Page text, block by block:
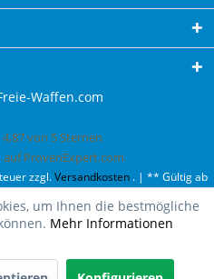
Waffen.com
4,87von 5Sternen
ProvenExpert.com
zzgl.Versandkosten . | ** Gültig ab
| *** Innerhalb Deutschland,
finden Sie unterVersandkosten
um Ihnen die bestmögliche
Mehr Informationen